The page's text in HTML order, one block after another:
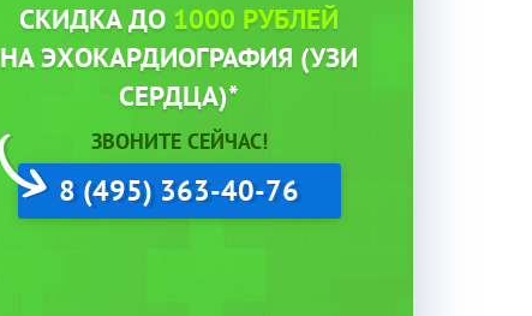
СКИДКА ДО 1000 РУБЛЕЙ
НА ЭХОКАРДИОГРАФИЯ (УЗИ
СЕРДЦА)*
ЗВОНИТЕ СЕЙЧАС!
8 (495) 363-40-76